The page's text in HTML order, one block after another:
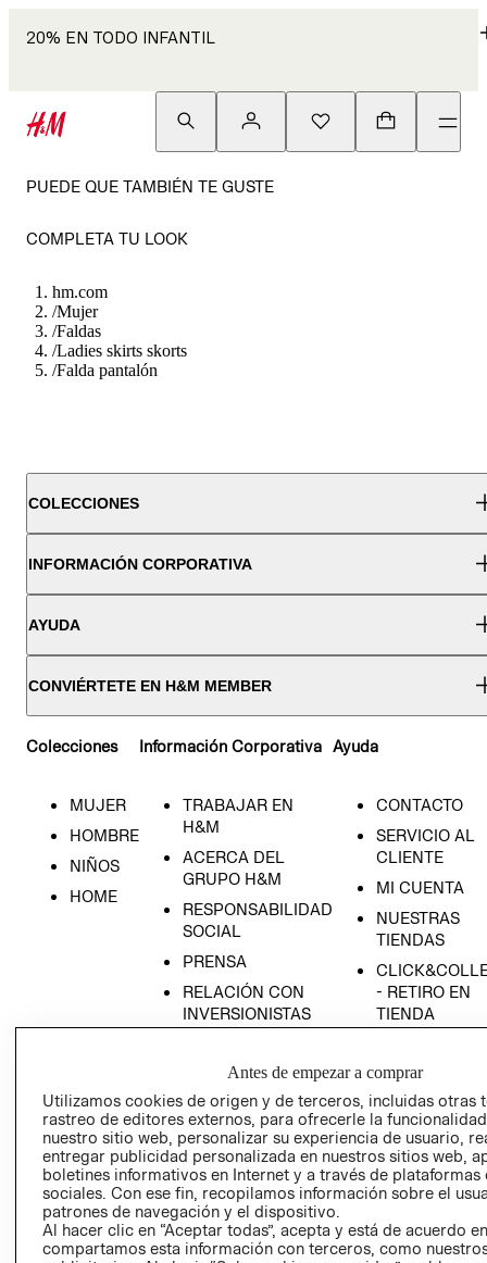
20% EN TODO INFANTIL
PUEDE QUE TAMBIÉN TE GUSTE
COMPLETA TU LOOK
hm.com
/Mujer
/Faldas
/Ladies skirts skorts
/Falda pantalón
COLECCIONES
INFORMACIÓN CORPORATIVA
AYUDA
CONVIÉRTETE EN H&M MEMBER
Colecciones
MUJER
HOMBRE
NIÑOS
HOME
Información Corporativa
TRABAJAR EN
H&M
ACERCA DEL
GRUPO H&M
RESPONSABILIDAD
SOCIAL
PRENSA
RELACIÓN CON
INVERSIONISTAS
EMPRESARIAL
Ayuda
CONTACTO
SERVICIO AL
CLIENTE
MI CUENTA
NUESTRAS
TIENDAS
- RETIRO EN
TIENDA
CONDICIONES
AVISO DE
PRIVACIDAD
GIFT CARD
AVISO DE
COOKIES
Antes de empezar a comprar
Utilizamos cookies de origen y de terceros, incluidas otras
rastreo de editores externos, para ofrecerle la
nuestro sitio web, personalizar su experiencia de usuario,
entregar publicidad personalizada en nuestros sitios web,
boletines informativos en Internet y a través de plataformas
sociales. Con ese fin, recopilamos información sobre el
patrones de navegación y el dispositivo.
Al hacer clic en “Aceptar todas”, acepta y está de acuerdo
compartamos esta información con terceros, como